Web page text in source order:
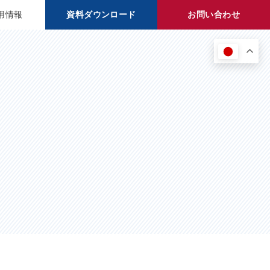
情報 資料ダウンロード お問い合わせ